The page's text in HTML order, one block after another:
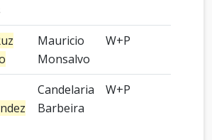
Mauricio
Monsalvo
W+P
Candelaria
Barbeira
W+P